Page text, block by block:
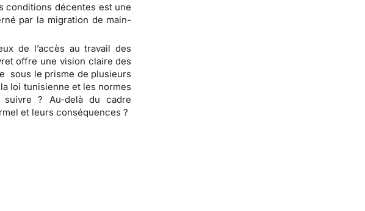
conditions décentes est une
par la migration de main-
de l’accès au travail des
offre une vision claire des
sous le prisme de plusieurs
loi tunisienne et les normes
suivre ? Au-delà du cadre
et leurs conséquences ?